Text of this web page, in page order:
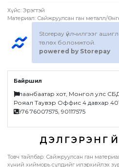
Хүйс: Эрэгтэй
Материал: Сайжруулсан ган металл/
Storepay үйлчилгээг
төлөх боломжтой.
powered by Storepay
Байршил
Улаанбаатар хот, Монгол улс
Рояал Таувэр Оффис 4 давхар
+976 76007575, 90117575
Товч тайлбар: Сайжруулсан ган
хүний хийморь сүлдийг илэрхийлэх